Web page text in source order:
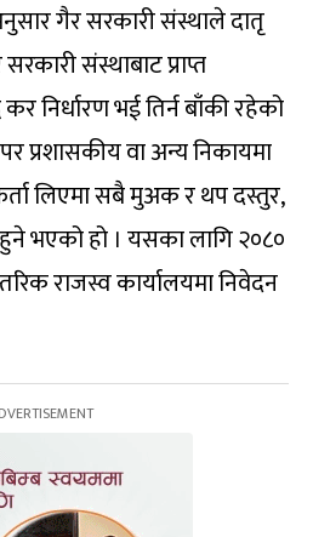
गैर सरकारी संस्थाले दातृ
सरकारी संस्थाबाट प्राप्त
निर्धारण भई तिर्न बाँकी रहेको
प्रशासकीय वा अन्य निकायमा
लिएमा सबै मुअक र थप दस्तुर,
हुने भएको हो । यसका लागि २०८०
राजस्व कार्यालयमा निवेदन